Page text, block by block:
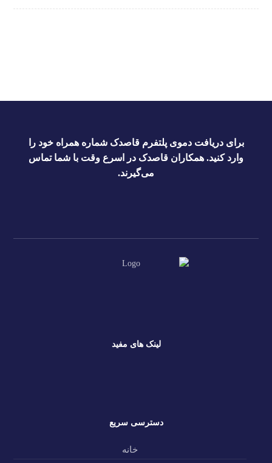
برای دریافت دموی پلتفرم قاصدک شماره همراه خود را
وارد کنید. همکاران قاصدک در اسرع وقت با شما تماس
می‌گیرند.
لینک های مفید
دسترسی سریع
خانه